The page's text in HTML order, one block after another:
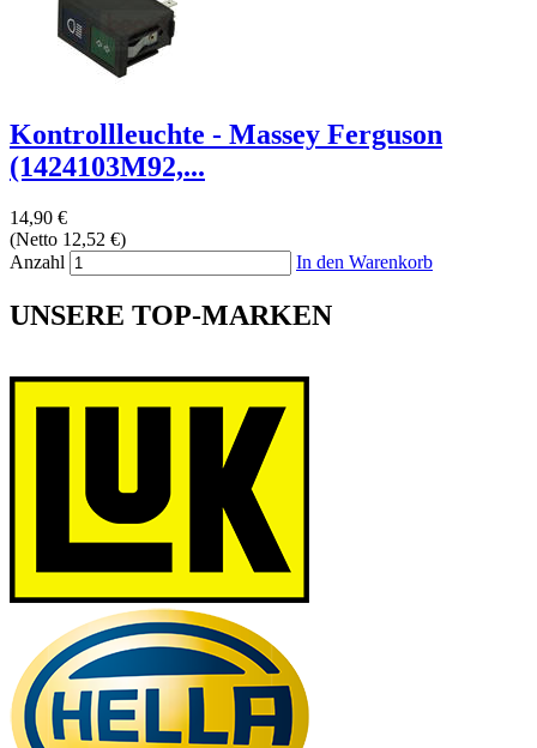
Kontrollleuchte - Massey Ferguson
(1424103M92,...
14,90 €
(Netto 12,52 €)
Anzahl
In den Warenkorb
UNSERE TOP-MARKEN